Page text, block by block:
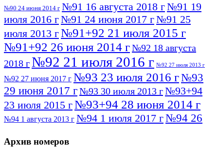
№90 24 июня 2014 г №91 16 августа 2018 г№91 19
июля 2016 г№91 24 июня 2017 г№91 25
июля 2013 г№91+92 21 июля 2015 г
№91+92 26 июня 2014 г№92 18 августа
2018 г№92 21 июля 2016 г №92 27 июля 2013 г
№92 27 июня 2017 г №93 23 июля 2016 г№93
29 июня 2017 г№93 30 июля 2013 г№93+94
23 июля 2015 г№93+94 28 июня 2014 г
№94 1 августа 2013 г №94 1 июля 2017 г№94 26
№95 7 августа 2012 г
Архив номеров